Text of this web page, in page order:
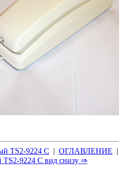
TS2-9224 C | ОГЛАВЛЕНИЕ |
TS2-9224 C вид снизу ⇒